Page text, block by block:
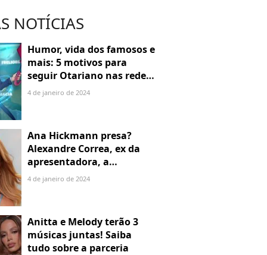
NOTÍCIAS
Humor, vida dos famosos e
mais: 5 motivos para
seguir Otariano nas redes
sociais
4 de janeiro de 2024
Ana Hickmann presa?
Alexandre Correa, ex da
apresentadora, a
denuncia por alienação
4 de janeiro de 2024
Anitta e Melody terão 3
músicas juntas! Saiba
tudo sobre a parceria